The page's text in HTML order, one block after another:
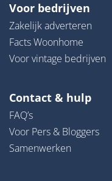
Voor bedrijven
Zakelijk adverteren
Facts Woonhome
Voor vintage bedrijven
Contact & hulp
FAQ’s
Voor Pers & Bloggers
Samenwerken